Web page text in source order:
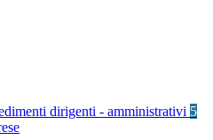
dirigenti - amministrativi 5